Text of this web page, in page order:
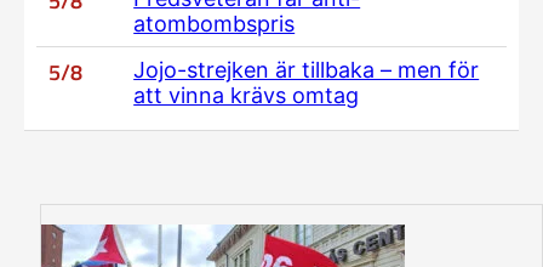
atombombspris
5/8
Jojo-strejken är tillbaka – men för
att vinna krävs omtag